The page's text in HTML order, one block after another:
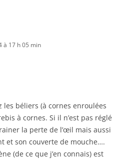
à 17 h 05 min
les béliers (à cornes enroulées
à cornes. Si il n’est pas réglé
la perte de l’œil mais aussi
et son couverte de mouche….
(de ce que j’en connais) est